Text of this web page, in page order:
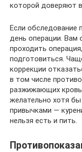
которой доверяют
Если обследование
день операции. Вам
проходить
подготовиться.
коррекции
в том числе
разжижающих
желательно хотя
привычками —
нельзя есть и пить.